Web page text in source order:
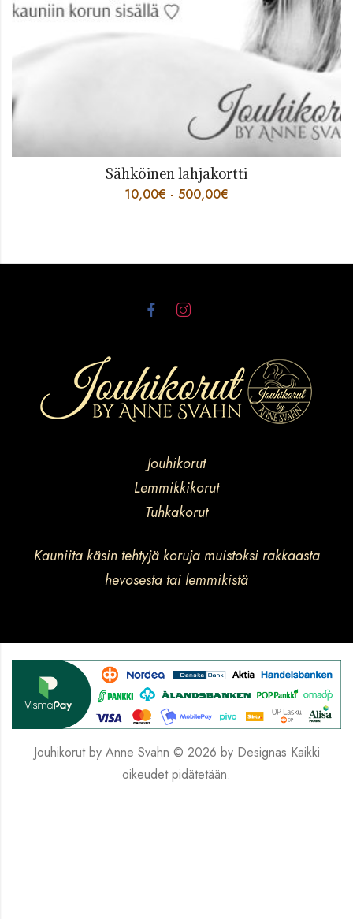
Sähköinen lahjakortti
10,00€ - 500,00€
Jouhikorut
Lemmikkikorut
Tuhkakorut
Kauniita käsin tehtyjä koruja muistoksi rakkaasta
hevosesta tai lemmikistä
Jouhikorut by Anne Svahn © 2026 by Designas Kaikki
oikeudet pidätetään.